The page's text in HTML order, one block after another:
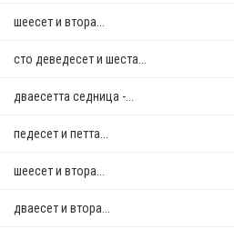
шеесет и втора...
сто деведесет и шеста...
дваесетта седница -...
педесет и петта...
шеесет и втора...
дваесет и втора...